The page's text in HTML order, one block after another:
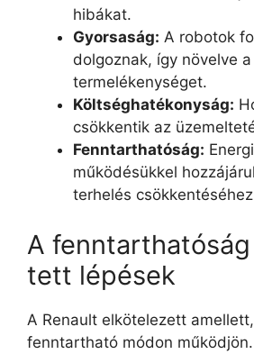
hibákat.
Gyorsaság: A robotok
dolgoznak, így növelve a
termelékenységet.
Költséghatékonyság:
csökkentik az
Fenntarthatóság:
működésükkel
terhelés
A
tett lépések
A Renault elkötelezett
fenntartható módon